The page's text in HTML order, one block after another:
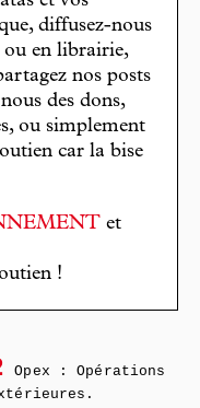
diffusez-nous
ou en librairie,
nos posts
des dons,
ou simplement
car la bise
et
!
Opex : Opérations